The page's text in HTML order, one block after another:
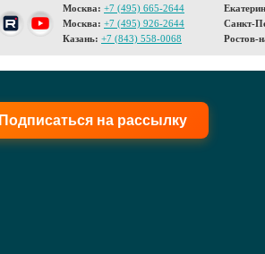
Москва: +7 (495) 665-2644
Москва: +7 (495) 926-2644
Казань: +7 (843) 558-0068
Санкт-
Ростов-
Подписаться на рассылку